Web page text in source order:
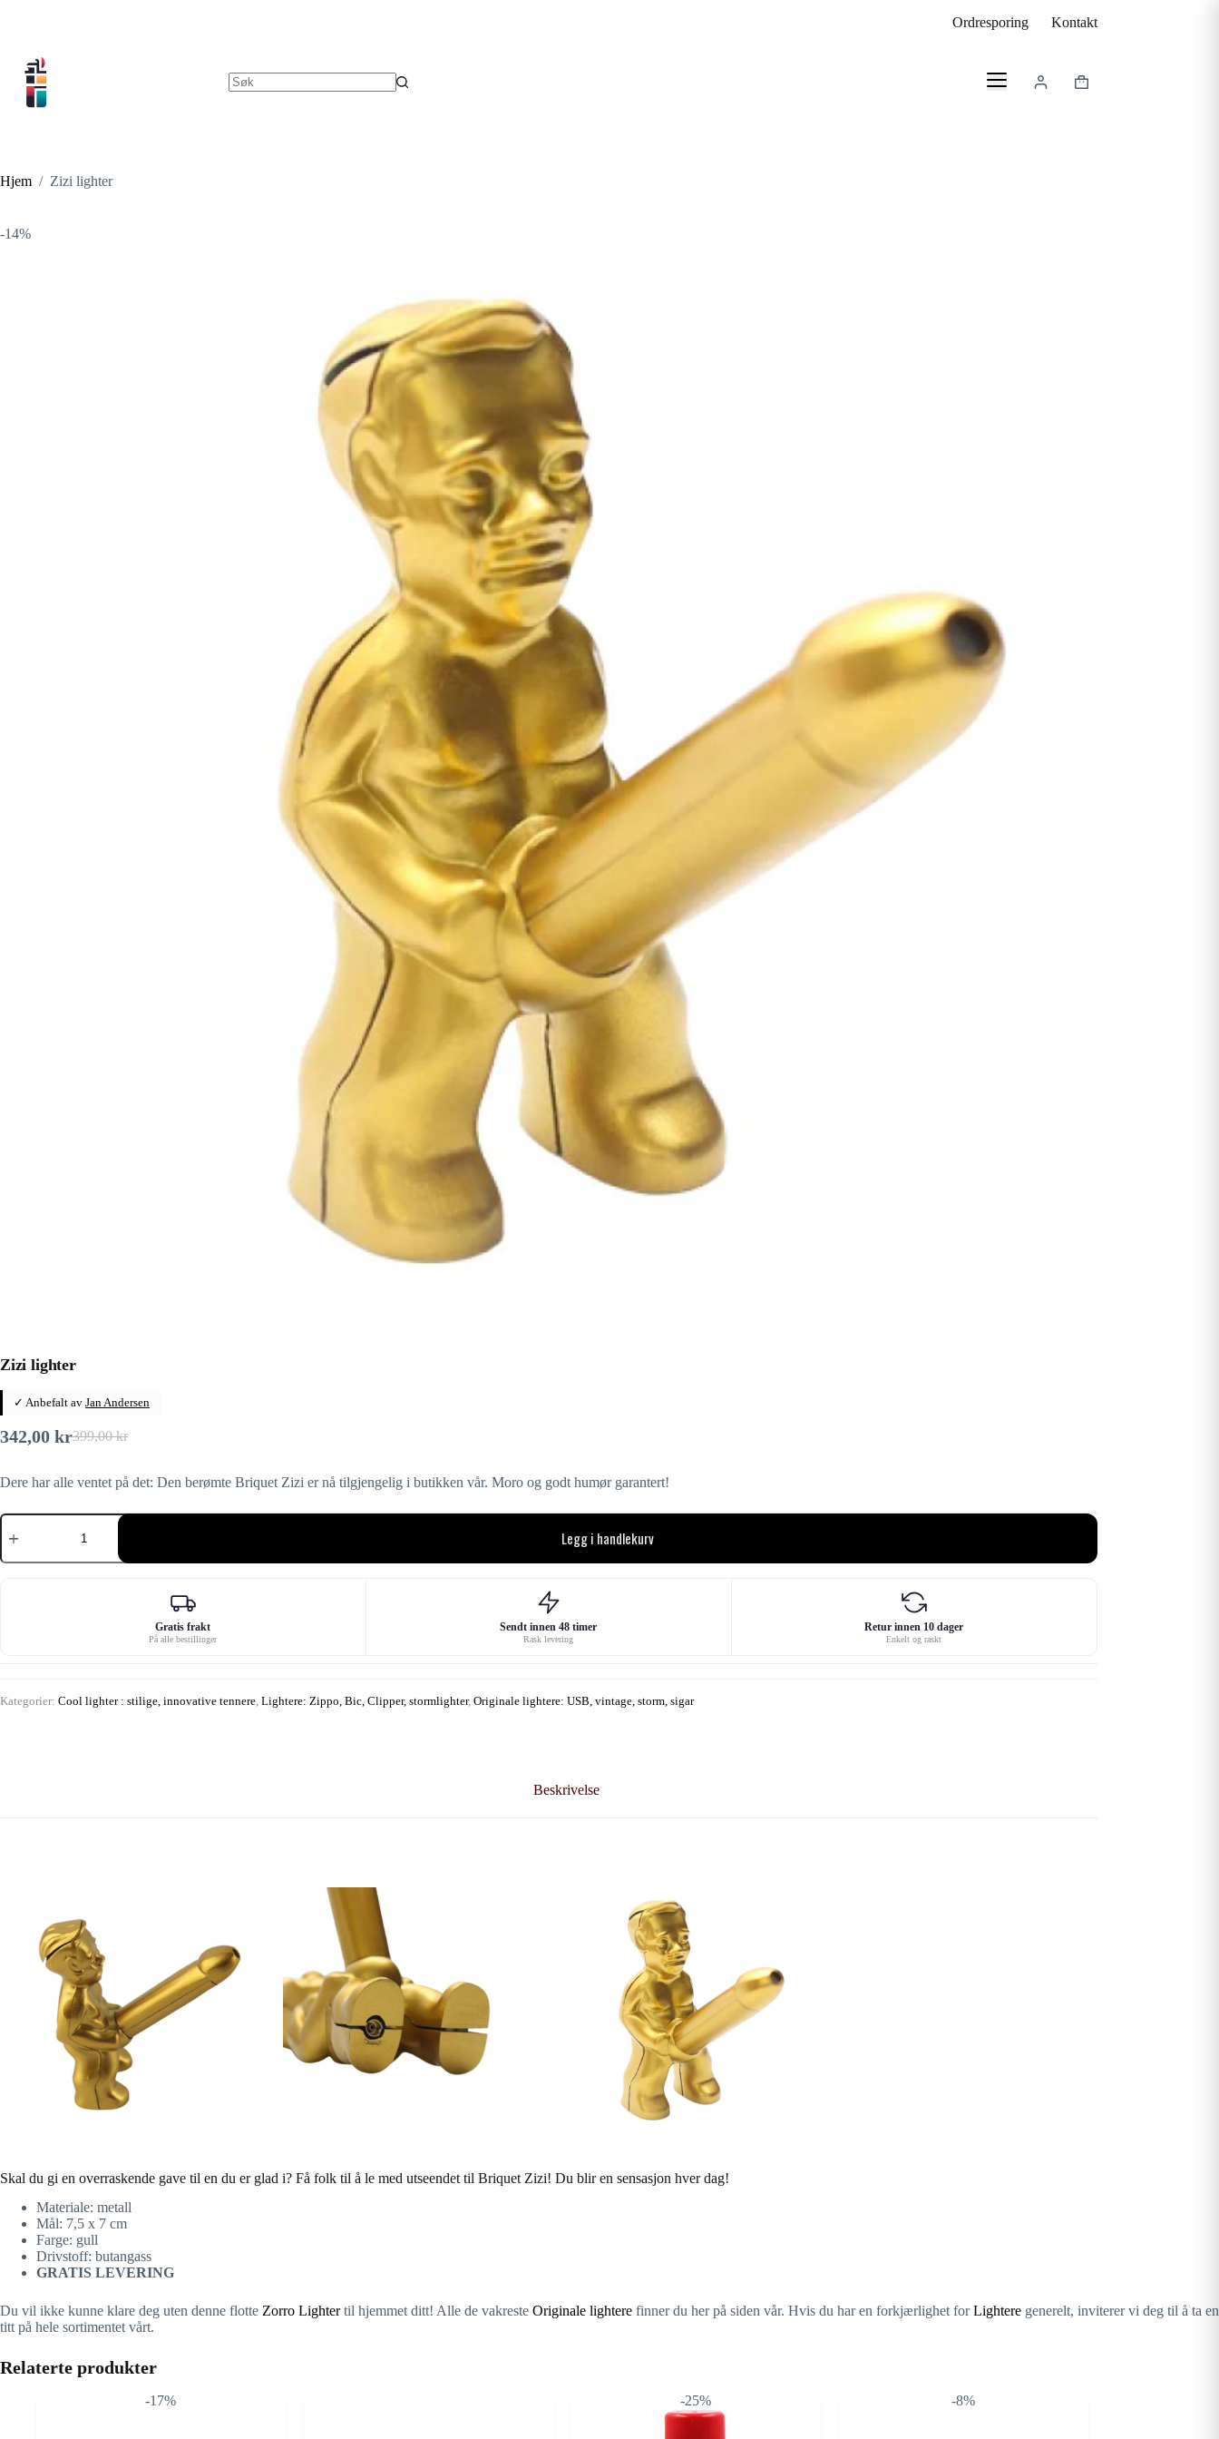
Ordresporing Kontakt
Handlekurv
Hjem / Zizi lighter
-14%
Zizi lighter
✓ Anbefalt av Jan Andersen
399,00kr
Opprinnelig
var:
399,00 kr.
342,00 krNåværende
er:
342,00 kr.
Dere har alle ventet på det: Den berømte Briquet Zizi er nå tilgjengelig i butikken vår. Moro og godt humør garantert!
Zizi
lighter
Legg i handlekurv
Gratis frakt
På alle bestillinger
Sendt innen 48 timer
Rask levering
Retur innen 10 dager
Enkelt og raskt
Kategorier: Cool lighter : stilige, innovative tennere Lightere: Zippo, Bic, Clipper, stormlighter, Originale lightere: USB, vintage, storm, sigar
Beskrivelse
Skal du gi en overraskende gave til en du er glad i? Få folk til å le med utseendet til Briquet Zizi! Du blir en sensasjon hver dag!
Materiale: metall
Mål: 7,5 x 7 cm
Farge: gull
Drivstoff: butangass
GRATIS LEVERING
Du vil ikke kunne klare deg uten denne flotte Zorro Lightertil hjemmet ditt! Alle de vakreste Originale lightere finner du her på siden vår. Hvis du har en forkjærlighet forLightere generelt, inviterer vi deg til å ta en
titt på hele sortimentet vårt.
Relaterte produkter
-17% -25% -8%